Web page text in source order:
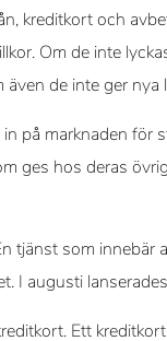
kreditkort och
Om de inte
de inte ger
på marknaden
ges hos deras
tjänst som
I augusti
Ett